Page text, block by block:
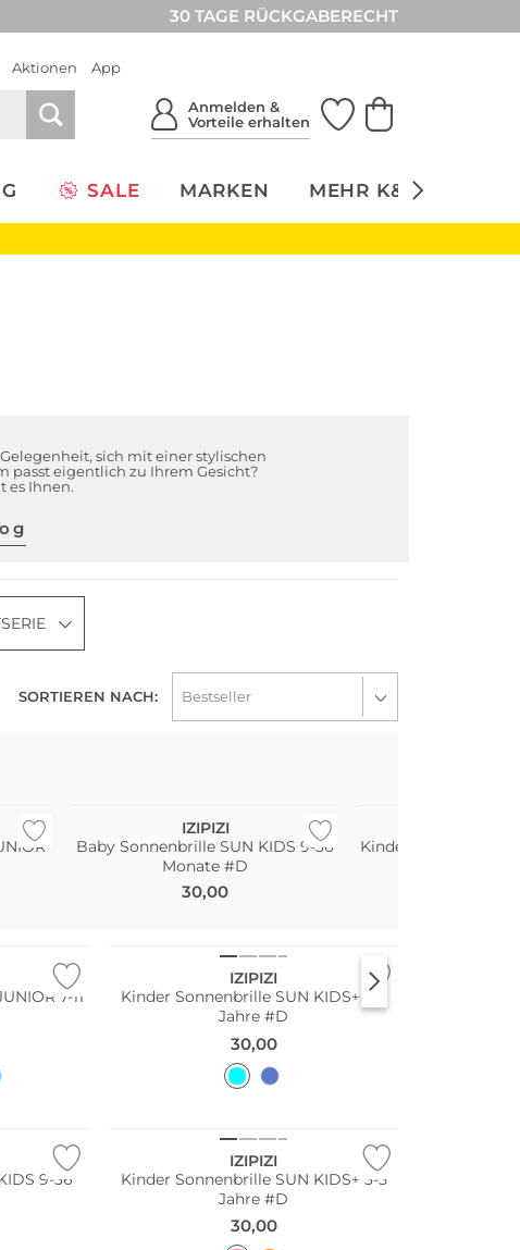
30 TAGE RÜCKGABERECHT
Aktionen App
Anmelden &
Vorteile erhalten
SALE MARKEN MEHR K&Ö
sich mit einer stylischen
passt eigentlich zu Ihrem Gesicht?
es Ihnen.
SORTIEREN NACH:
IZIPIZI
Baby Sonnenbrille SUN KIDS 9-36
Monate #D
30,00
Kinder Sonnenbrille
7-11
IZIPIZI
Kinder Sonnenbrille SUN KIDS+ 3-5
Jahre #D
30,00
9-36
IZIPIZI
Kinder Sonnenbrille SUN KIDS+ 3-5
Jahre #D
30,00